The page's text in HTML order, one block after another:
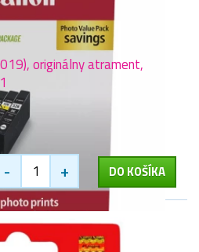
originálny atrament,
- + DO KOŠÍKA